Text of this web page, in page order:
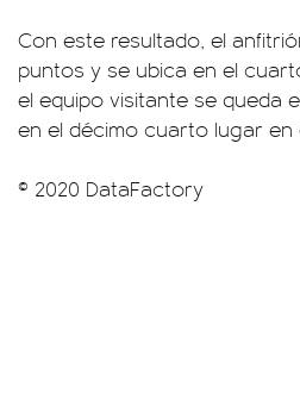
Con este resultado, el
puntos y se ubica en el
el equipo visitante se queda
en el décimo cuarto lugar en
© 2020 DataFactory